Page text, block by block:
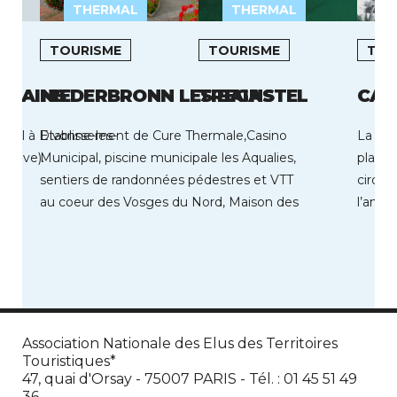
THERMAL
BAINS
à Divonne-les-
THERMAL
TOURISME
NIEDERBRONN LES BAINS
Etablissement de Cure Thermale,Casino
Municipal, piscine municipale les Aqualies,
sentiers de randonnées pédestres et VTT
au coeur des Vosges du Nord, Maison des
TOURISME
TREGASTEL
La
Association Nationale des Elus des Territoires
Touristiques*
47, quai d'Orsay - 75007 PARIS - Tél. : 01 45 51 49